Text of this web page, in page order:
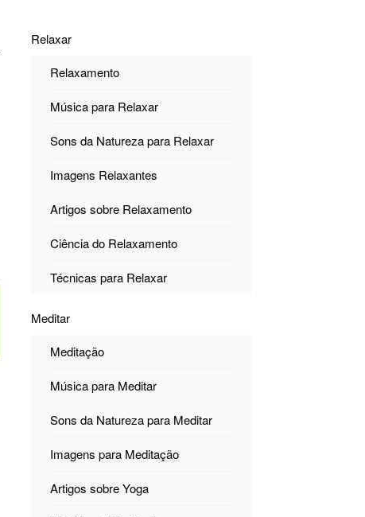
Relaxar
Relaxamento
Música para Relaxar
Sons da Natureza para Relaxar
Imagens Relaxantes
Artigos sobre Relaxamento
Ciência do Relaxamento
Técnicas para Relaxar
Meditar
Meditação
Música para Meditar
Sons da Natureza para Meditar
Imagens para Meditação
Artigos sobre Yoga